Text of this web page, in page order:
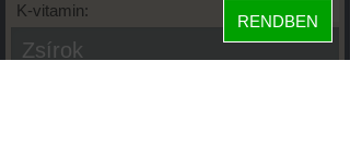
K-vitamin:
Zsírok
RENDBEN